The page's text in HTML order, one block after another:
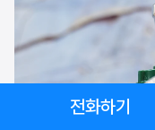
전화하기